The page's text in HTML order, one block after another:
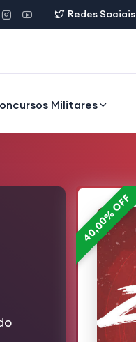
Redes Sociais
Militares
40,00% OFF